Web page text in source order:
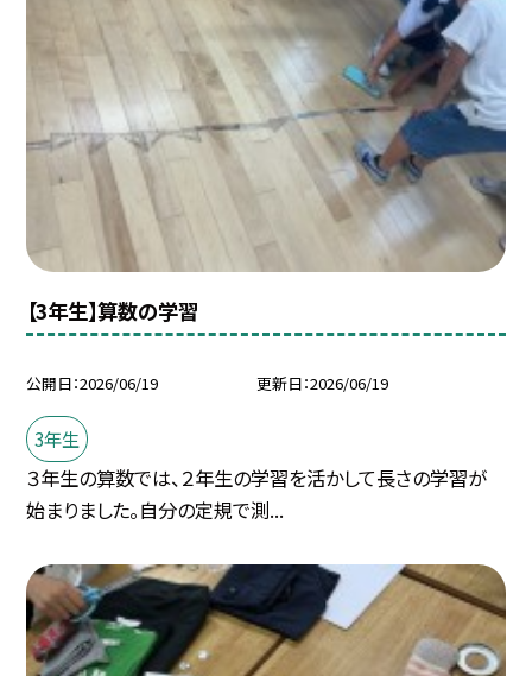
【3年生】算数の学習
公開日 2026/06/19 更新日 2026/06/19
3年生
３年生の算数では、２年生の学習を活かして長さの学習が
始まりました。自分の定規で測...